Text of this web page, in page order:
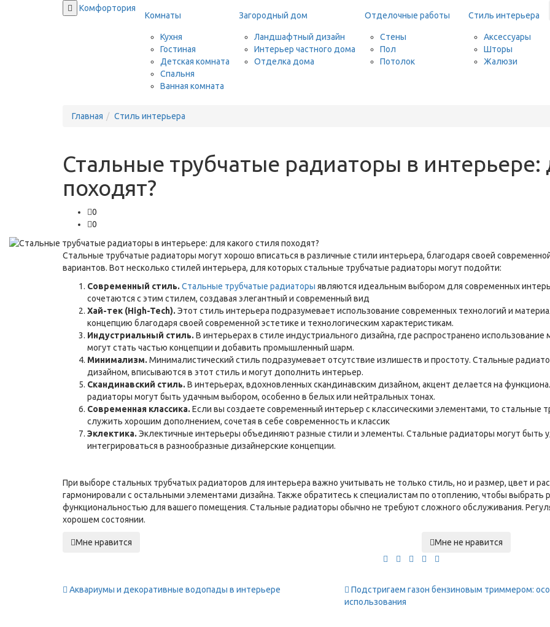
Комфортория
Комнаты
Кухня
Гостиная
Детская комната
Спальня
Ванная комната
Загородный дом
Ландшафтный дизайн
Интерьер частного дома
Отделка дома
Отделочные работы
Стены
Пол
Потолок
Стиль интерьера
Аксессуары
Шторы
Жалюзи
Главная Стиль интерьера
Стальные трубчатые радиаторы в интерьере:
походят?
0
0
Стальные трубчатые радиаторы могут хорошо вписаться в различные стили интерьера, благодаря своей
вариантов. Вот несколько стилей интерьера, для которых стальные трубчатые радиаторы могут подойти:
Современный стиль. Стальные трубчатые радиаторы являются идеальным выбором для современных
сочетаются с этим стилем, создавая элегантный и современный вид
Хай-тек (High-Tech). Этот стиль интерьера подразумевает использование современных технологий и
концепцию благодаря своей современной эстетике и технологическим характеристикам.
Индустриальный стиль. В интерьерах в стиле индустриального дизайна, где распространено
могут стать частью концепции и добавить промышленный шарм.
Минимализм. Минималистический стиль подразумевает отсутствие излишеств и простоту. Стальные
дизайном, вписываются в этот стиль и могут дополнить интерьер.
Скандинавский стиль. В интерьерах, вдохновленных скандинавским дизайном, акцент делается на
радиаторы могут быть удачным выбором, особенно в белых или нейтральных тонах.
Современная классика. Если вы создаете современный интерьер с классическими элементами, то стальные
служить хорошим дополнением, сочетая в себе современность и классик
Эклектика. Эклектичные интерьеры объединяют разные стили и элементы. Стальные радиаторы могут быть
интегрироваться в разнообразные дизайнерские концепции.
При выборе стальных трубчатых радиаторов для интерьера важно учитывать не только стиль, но и размер, цвет и
гармонировали с остальными элементами дизайна. Также обратитесь к специалистам по отоплению, чтобы
функциональностью для вашего помещения. Стальные радиаторы обычно не требуют сложного обслуживания.
хорошем состоянии.
Мне нравится Мне не нравится
Аквариумы и декоративные водопады в интерьере
Подстригаем газон бензиновым триммером:
использования